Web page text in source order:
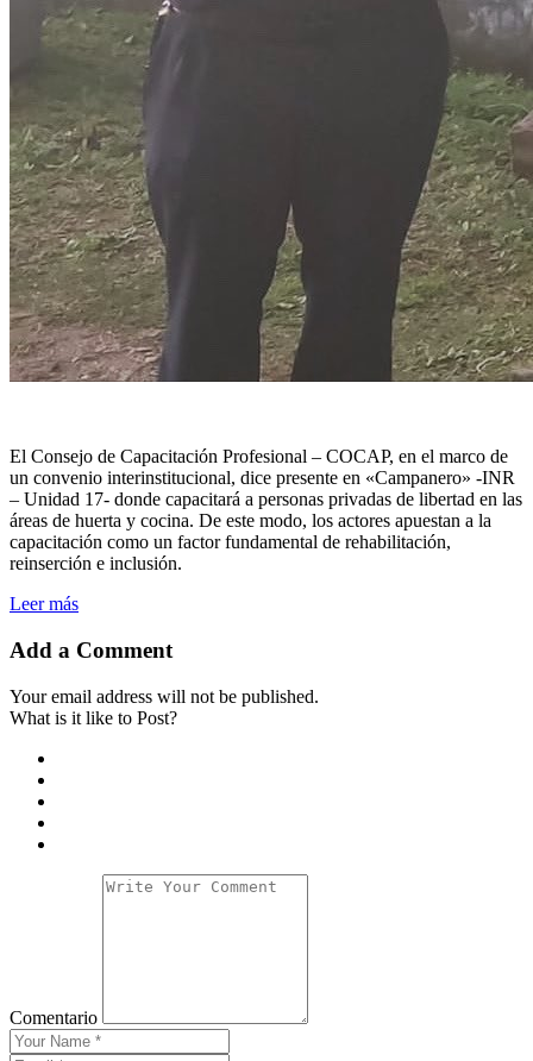
El Consejo de Capacitación Profesional – COCAP, en el marco de
un convenio interinstitucional, dice presente en «Campanero» -INR
– Unidad 17- donde capacitará a personas privadas de libertad en las
áreas de huerta y cocina. De este modo, los actores apuestan a la
capacitación como un factor fundamental de rehabilitación,
reinserción e inclusión.
Leer más
Add a Comment
Your email address will not be published.
What is it like to Post?
Comentario